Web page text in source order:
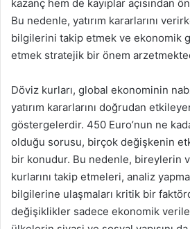
kazanç hem de kayıplar açısından
Bu nedenle, yatırım kararlarını
bilgilerini takip etmek ve ekonomik
etmek stratejik bir önem
Döviz kurları, global ekonominin
yatırım kararlarını doğrudan
göstergelerdir. 450 Euro’nun ne
olduğu sorusu, birçok değişkenin
bir konudur. Bu nedenle, bireylerin
kurlarını takip etmeleri, analiz
bilgilerine ulaşmaları kritik bir
değişiklikler sadece ekonomik